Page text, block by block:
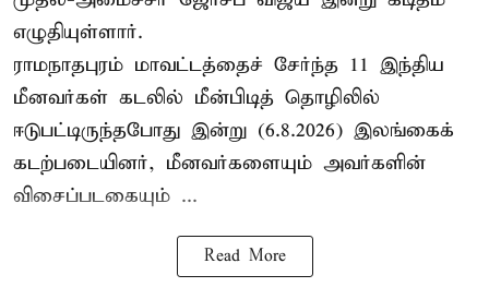
எழுதியுள்ளார்.
ராமநாதபுரம் மாவட்டத்தைச் சேர்ந்த 11 இந்திய
மீனவர்கள் கடலில் மீன்பிடித் தொழிலில்
ஈடுபட்டிருந்தபோது இன்று (6.8.2026) இலங்கைக்
கடற்படையினர், மீனவர்களையும் அவர்களின்
விசைப்படகையும் ...
Read More